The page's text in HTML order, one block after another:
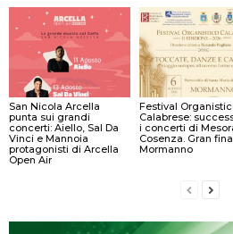
San Nicola Arcella
punta sui grandi
concerti: Aiello, Sal Da
Vinci e Mannoia
protagonisti di Arcella
Open Air
Festival
Calabrese:
i concerti di
Cosenza. Gran
Mormanno